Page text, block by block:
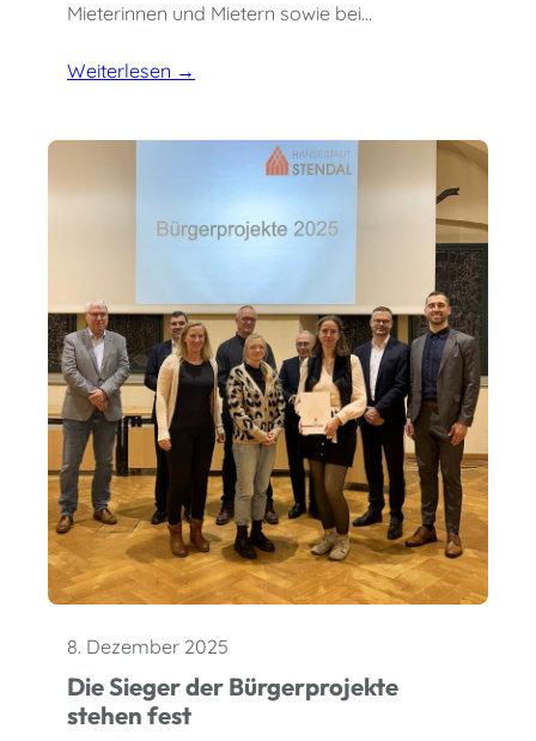
Mieterinnen und Mietern sowie bei…
Weiterlesen →
8. Dezember 2025
Die Sieger der Bürgerprojekte
stehen fest